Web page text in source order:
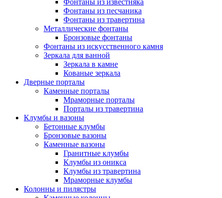
Фонтаны из известняка
Фонтаны из песчаника
Фонтаны из травертина
Металлические фонтаны
Бронзовые фонтаны
Фонтаны из искусственного камня
Зеркала для ванной
Зеркала в камне
Кованые зеркала
Дверные порталы
Каменные порталы
Мраморные порталы
Порталы из травертина
Клумбы и вазоны
Бетонные клумбы
Бронзовые вазоны
Каменные вазоны
Гранитные клумбы
Клумбы из оникса
Клумбы из травертина
Мраморные клумбы
Колонны и пилястры